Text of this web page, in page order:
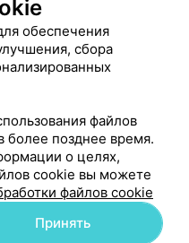
обеспечения
сбора
файлов
более позднее время.
о целях,
cookie вы можете
файлов cookie
Принять